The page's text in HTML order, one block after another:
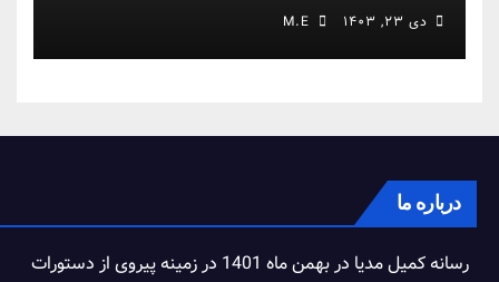
دی ۲۳, ۱۴۰۳
درباره ما
رسانه کمیل مدیا در بهمن ماه 1401 در زمینه پیروی از دستورات